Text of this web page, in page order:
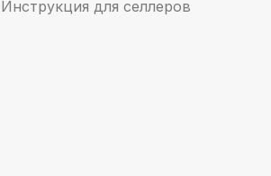
Инструкция для селлеров